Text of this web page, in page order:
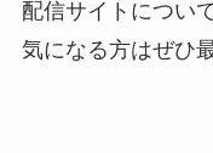
配信サイトについ
気になる方はぜひ